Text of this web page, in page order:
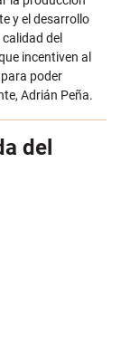
y el desarrollo
del
incentiven al
poder
Adrián Peña.
del